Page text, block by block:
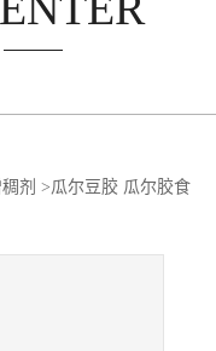
剂 >瓜尔豆胶 瓜尔胶食